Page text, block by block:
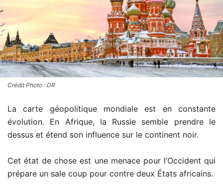
Crédit Photo : DR
La carte géopolitique mondiale est en constante
évolution. En Afrique, la Russie semble prendre le
dessus et étend son influence sur le continent noir.
Cet état de chose est une menace pour l’Occident qui
prépare un sale coup pour contre deux États africains.